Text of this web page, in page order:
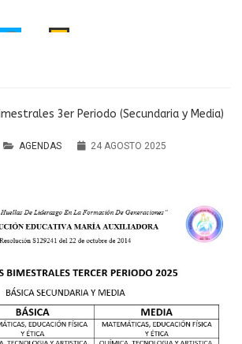
Educativa María
Antioquia
3er Periodo (Secundaria y Media)
AGENDAS
24 AGOSTO 2025